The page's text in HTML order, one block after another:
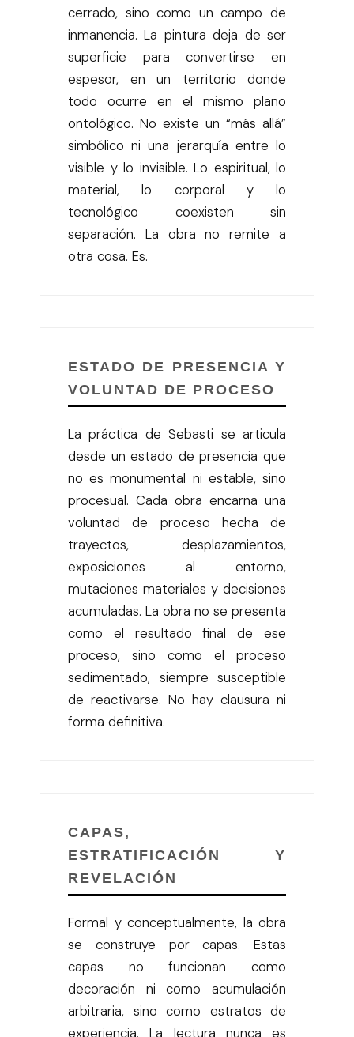
cerrado, sino como un campo de
inmanencia. La pintura deja de ser
superficie para convertirse en
espesor, en un territorio donde
todo ocurre en el mismo plano
ontológico. No existe un “más allá”
simbólico ni una jerarquía entre lo
visible y lo invisible. Lo espiritual, lo
material, lo corporal y lo
tecnológico coexisten sin
separación. La obra no remite a
otra cosa. Es.
ESTADO DE PRESENCIA Y
VOLUNTAD DE PROCESO
La práctica de Sebasti se articula
desde un estado de presencia que
no es monumental ni estable, sino
procesual. Cada obra encarna una
voluntad de proceso hecha de
trayectos, desplazamientos,
exposiciones al entorno,
mutaciones materiales y decisiones
acumuladas. La obra no se presenta
como el resultado final de ese
proceso, sino como el proceso
sedimentado, siempre susceptible
de reactivarse. No hay clausura ni
forma definitiva.
CAPAS,
ESTRATIFICACIÓN Y
REVELACIÓN
Formal y conceptualmente, la obra
se construye por capas. Estas
capas no funcionan como
decoración ni como acumulación
arbitraria, sino como estratos de
experiencia. La lectura nunca es